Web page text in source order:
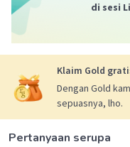
di sesi
Klaim Gold
Dengan Gold
sepuasnya, lho.
Pertanyaan serupa